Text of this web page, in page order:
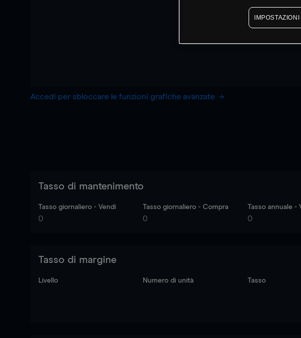
Accedi per sbloccare le funzioni grafiche avanzate
Tasso di mantenimento
Tasso giornaliero - Vendi
0
Tasso giornaliero - Compra
0
Tasso annuale -
0
Tasso di margine
Livello Numero di unità Tasso